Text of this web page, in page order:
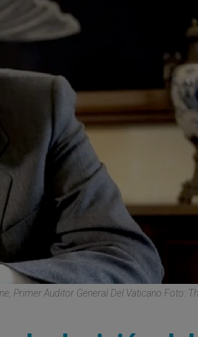
Primer Auditor General Del Vaticano Foto: